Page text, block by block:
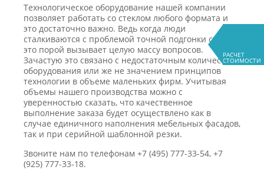
РАСЧЕТ
СТОИМОСТИ
Технологическое оборудование нашей компании
позволяет работать со стеклом любого формата и
это достаточно важно. Ведь когда люди
сталкиваются с проблемой точной подгонки стекла,
это порой вызывает целую массу вопросов.
Зачастую это связано с недостаточным количеством
оборудования или же не значением принципов
технологии в объеме маленьких фирм. Учитывая
объемы нашего производства можно с
уверенностью сказать, что качественное
выполнение заказа будет осуществлено как в
случае единичного наполнения мебельных фасадов,
так и при серийной шаблонной резки.
Звоните нам по телефонам +7 (495) 777-33-54, +7
(925) 777-33-18.